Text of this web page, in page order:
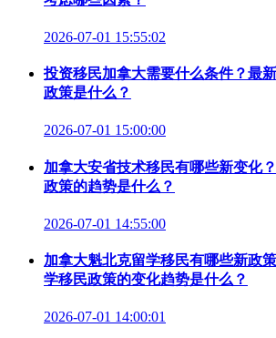
2026-07-01 15:55:02
投资移民加拿大需要什么条件？最
政策是什么？
2026-07-01 15:00:00
加拿大安省技术移民有哪些新变化
政策的趋势是什么？
2026-07-01 14:55:00
加拿大魁北克留学移民有哪些新政
学移民政策的变化趋势是什么？
2026-07-01 14:00:01